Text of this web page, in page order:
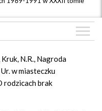
N.R., Nagroda
w miasteczku
rodzicach brak